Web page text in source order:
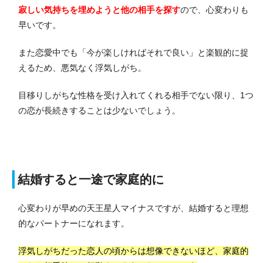
寂しい気持ちを埋めようと他の相手を探すので、心変わりも
早いです。
また恋愛中でも「今が楽しければそれで良い」と楽観的に捉
えるため、悪気なく浮気しがち。
目移りしがちな性格を受け入れてくれる相手でない限り、1つ
の恋が長続きすることは少ないでしょう。
結婚すると一途で家庭的に
心変わりが早めの天王星人マイナスですが、結婚すると理想
的なパートナーになれます。
浮気しがちだった恋人の頃からは想像できないほど、家庭的